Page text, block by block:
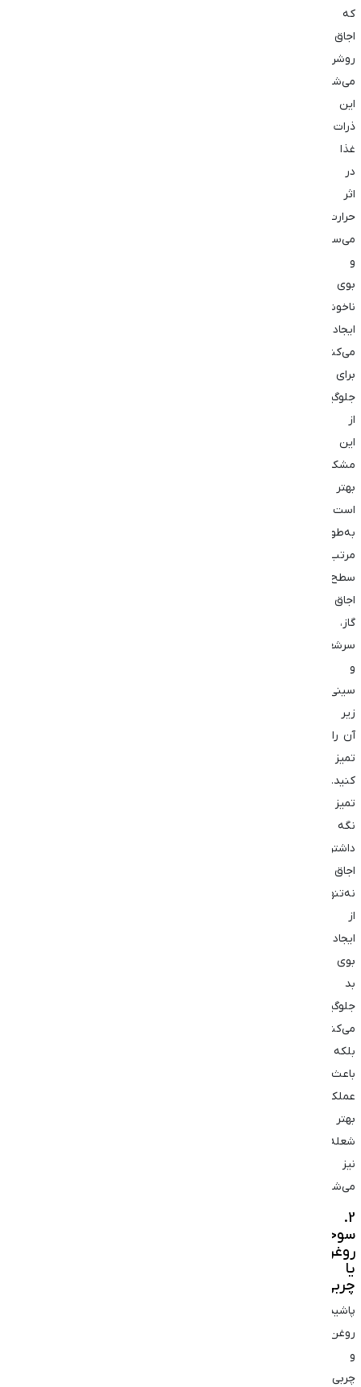
که
اجاق
روشن
می‌شود،
این
ذرات
غذا
در
اثر
حرارت
می‌سوزند
و
بوی
ناخوشایندی
ایجاد
می‌کنند.
برای
جلوگیری
از
این
مشکل،
بهتر
است
به‌طور
مرتب
سطح
اجاق
گاز،
سرشعله‌ها
و
سینی
زیر
آن را
تمیز
کنید.
تمیز
نگه
داشتن
اجاق
نه‌تنها
از
ایجاد
بوی
بد
جلوگیری
می‌کند،
بلکه
باعث
عملکرد
بهتر
شعله‌ها
نیز
می‌شود.
2.
سوختن
روغن
یا
چربی
پاشیدن
روغن
و
چربی